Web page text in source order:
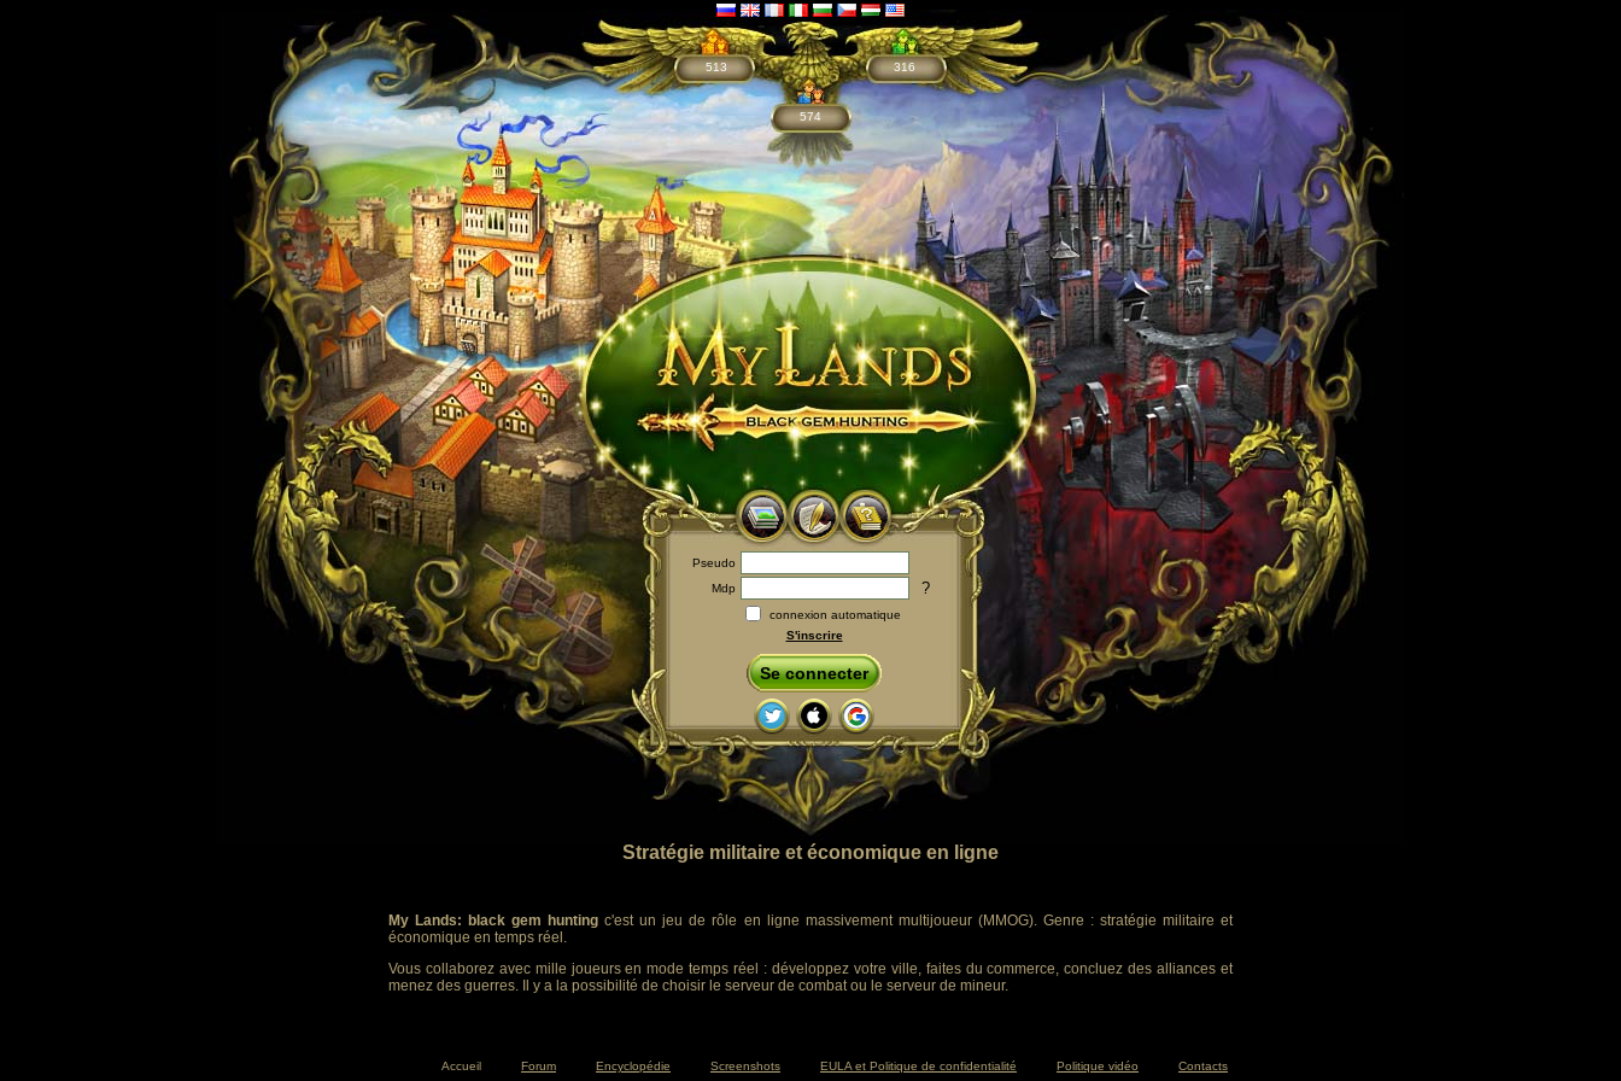
513
574
316
Pseudo
Mdp
?
connexion automatique
S'inscrire
Se connecter
Stratégie militaire et économique en ligne
My Lands: black gem hunting c'est un jeu de rôle en ligne massivement multijoueur (MMOG). Genre : stratégie militaire et
économique en temps réel.
Vous collaborez avec mille joueurs en mode temps réel : développez votre ville, faites du commerce, concluez des alliances et
menez des guerres. Il y a la possibilité de choisir le serveur de combat ou le serveur de mineur.
Accueil Forum Encyclopédie Screenshots EULA et Politique de confidentialité Politique vidéo Contacts